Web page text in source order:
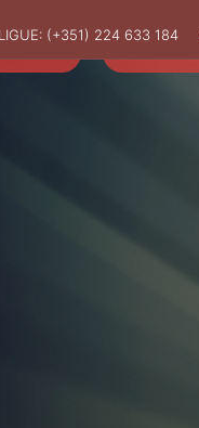
(+351) 224 633 184